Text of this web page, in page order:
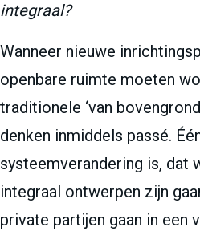
integraal?
Wanneer nieuwe
openbare ruimte moeten
traditionele ‘van
denken inmiddels passé.
systeemverandering is, dat
integraal ontwerpen zijn
private partijen gaan in een